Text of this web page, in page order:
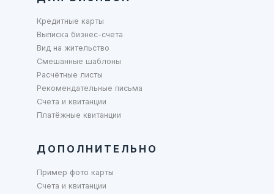
Кредитные карты
Выписка бизнес-счета
Вид на жительство
Смешанные шаблоны
Расчётные листы
Рекомендательные письма
Счета и квитанции
Платёжные квитанции
ДОПОЛНИТЕЛЬНО
Пример фото карты
Счета и квитанции